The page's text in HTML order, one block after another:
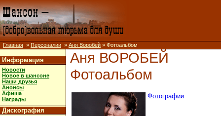
Главная » Персоналии » Аня Воробей » Фотоальбом
Информация
Новости
Новое в шансоне
Наши друзья
Анонсы
Афиша
Награды
Дискография
Аня ВОРОБЕЙ
Фотоальбом
Фотографии